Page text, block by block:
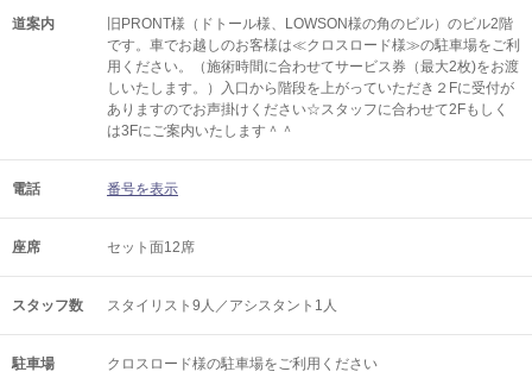
道案内
旧PRONT様（ドトール様、LOWSON様の角のビル）のビル2階
です。車でお越しのお客様は≪クロスロード様≫の駐車場をご利
用ください。（施術時間に合わせてサービス券（最大2枚)をお渡
しいたします。）入口から階段を上がっていただき２Fに受付が
ありますのでお声掛けください☆スタッフに合わせて2Fもしく
は3Fにご案内いたします＾＾
電話 番号を表示
座席 セット面12席
スタッフ数 スタイリスト9人／アシスタント1人
駐車場 クロスロード様の駐車場をご利用ください